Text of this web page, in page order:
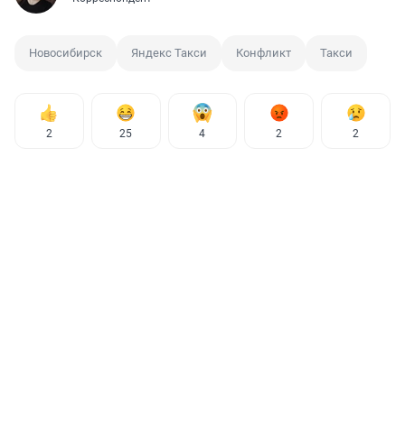
Новосибирск Яндекс Такси Конфликт Такси
2 25 4 2 2